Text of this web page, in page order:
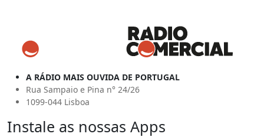
A RÁDIO MAIS OUVIDA DE PORTUGAL
Rua Sampaio e Pina n° 24/26
1099-044 Lisboa
Instale as nossas Apps